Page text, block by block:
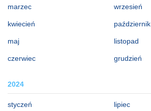
marzec
kwiecień
maj
czerwiec
wrzesień
październik
listopad
grudzień
2024
styczeń lipiec